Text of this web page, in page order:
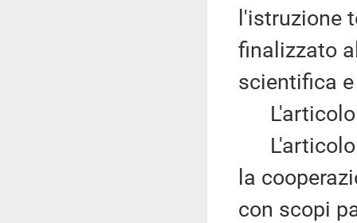
l'istruzione
finalizzato
scientifica
L'articolo
L'articolo
la
con scopi